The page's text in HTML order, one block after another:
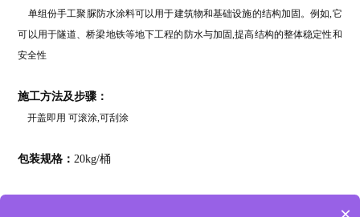
单组份手工聚脲防水涂料可以用于建筑物和基础设施的结构加固。例如,它
可以用于隧道、桥梁地铁等地下工程的防水与加固,提高结构的整体稳定性和
安全性
施工方法及步骤：
开盖即用 可滚涂,可刮涂
包装规格：20kg/桶